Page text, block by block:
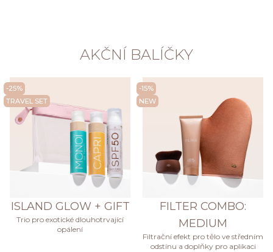
AKČNÍ BALÍČKY
-25%
TRAVEL SET
ISLAND GLOW + GIFT
Trio pro exotické dlouhotrvající
opálení
-15%
NEW
FILTER COMBO:
MEDIUM
Filtrační efekt pro tělo ve středním
odstínu a doplňky pro aplikaci